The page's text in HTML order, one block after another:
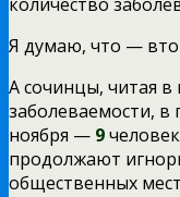
Я думаю, что —
А сочинцы, читая в
заболеваемости, в
ноября — 9
продолжают
общественных